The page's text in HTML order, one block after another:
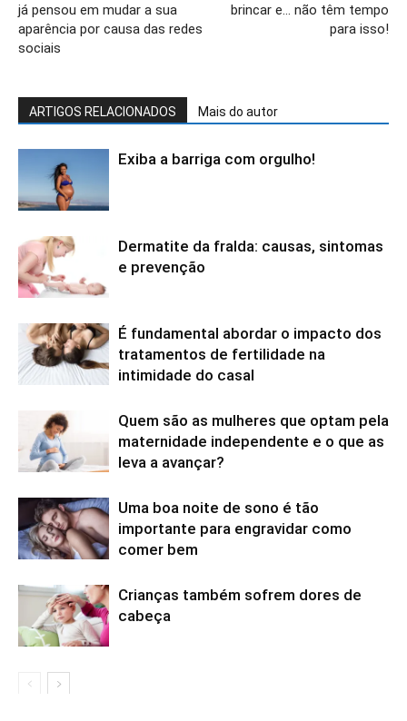
já pensou em mudar a sua
aparência por causa das redes
sociais
brincar e… não têm tempo
para isso!
ARTIGOS RELACIONADOS Mais do autor
Exiba a barriga com orgulho!
Dermatite da fralda: causas, sintomas
e prevenção
É fundamental abordar o impacto dos
tratamentos de fertilidade na
intimidade do casal
Quem são as mulheres que optam pela
maternidade independente e o que as
leva a avançar?
Uma boa noite de sono é tão
importante para engravidar como
comer bem
Crianças também sofrem dores de
cabeça